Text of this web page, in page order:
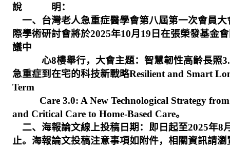
說 明：
一、台灣老人急重症醫學會第八屆第一次會員大
際學術研討會將於2025年10月 19 日在張榮發基金
議中
心8樓舉行，大會主題：智慧韌性高齡長照
急重症到在宅的科技新戰略Resilient and Smart
Term
Care 3.0: A New Technological Strategy
and Critical Care to Home-Based Care。
二、海報論文線上投稿日期：即日起至2025年8
止。海報論文投稿注意事項如附件，相關資訊請瀏